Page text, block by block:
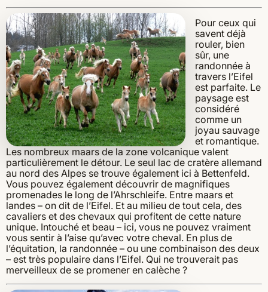
Pour ceux qui
savent déjà
rouler, bien
sûr, une
randonnée à
travers l’Eifel
est parfaite. Le
paysage est
considéré
comme un
joyau sauvage
et romantique.
Les nombreux maars de la zone volcanique valent
particulièrement le détour. Le seul lac de cratère allemand
au nord des Alpes se trouve également ici à Bettenfeld.
Vous pouvez également découvrir de magnifiques
promenades le long de l’Ahrschleife. Entre maars et
landes – on dit de l’Eifel. Et au milieu de tout cela, des
cavaliers et des chevaux qui profitent de cette nature
unique. Intouché et beau – ici, vous ne pouvez vraiment
vous sentir à l’aise qu’avec votre cheval. En plus de
l’équitation, la randonnée – ou une combinaison des deux
– est très populaire dans l’Eifel. Qui ne trouverait pas
merveilleux de se promener en calèche ?